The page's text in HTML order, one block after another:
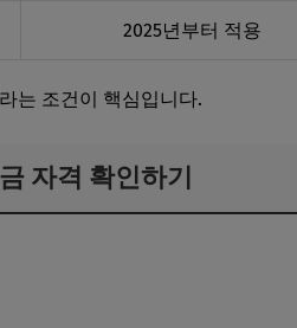
2025년부터 적용
는 조건이 핵심입니다.
자격 확인하기